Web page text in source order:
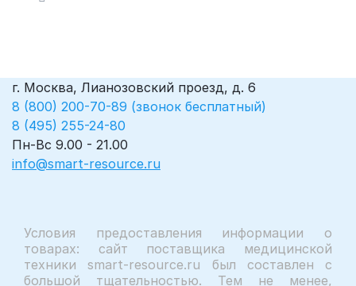
г. Москва, Лианозовский проезд, д. 6
8 (800) 200-70-89 (звонок бесплатный)
8 (495) 255-24-80
Пн-Вс 9.00 - 21.00
info@smart-resource.ru
Условия предоставления информации о
товарах: сайт поставщика медицинской
техники smart-resource.ru был составлен с
большой тщательностью. Тем не менее,